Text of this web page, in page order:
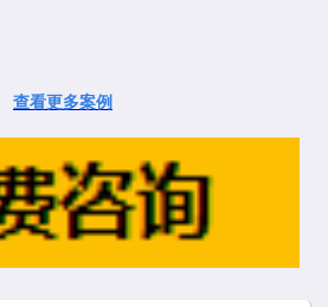
查看更多案例